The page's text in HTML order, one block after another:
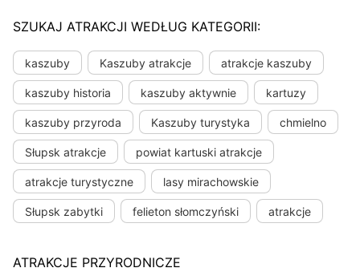
SZUKAJ ATRAKCJI WEDŁUG KATEGORII:
kaszuby Kaszuby atrakcje atrakcje kaszuby
kaszuby historia kaszuby aktywnie kartuzy
kaszuby przyroda Kaszuby turystyka chmielno
Słupsk atrakcje powiat kartuski atrakcje
atrakcje turystyczne lasy mirachowskie
Słupsk zabytki felieton słomczyński atrakcje
ATRAKCJE PRZYRODNICZE